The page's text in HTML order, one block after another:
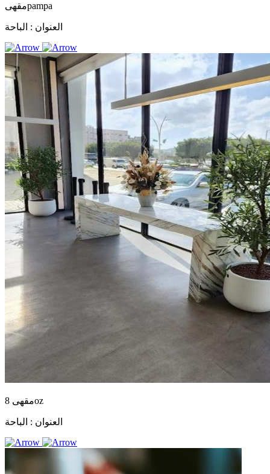
مقهىpampa
العنوان : الباحة
مقهى 8oz
العنوان : الباحة